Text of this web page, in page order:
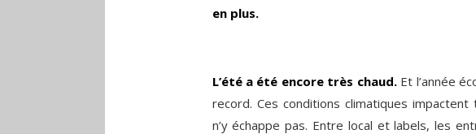
en plus.
L’été a été encore très chaud.Et l’année
record. Ces conditions climatiques
n’y échappe pas. Entre local et labels, les